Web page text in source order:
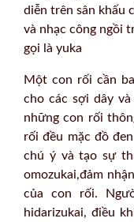
diễn trên sân khấu
và nhạc công ngồi
gọi là yuka
Một con rối cần
cho các sợi dây
những con rối
rối đều mặc đồ
chú ý và tạo sự
omozukai,đảm
của con rối.
hidarizukai, điều